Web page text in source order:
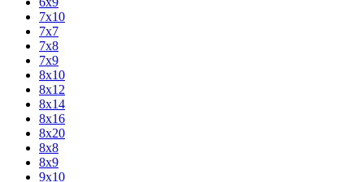
7х10
7х7
7х8
7х9
8х10
8х12
8х14
8х16
8х20
8х8
8х9
9х10